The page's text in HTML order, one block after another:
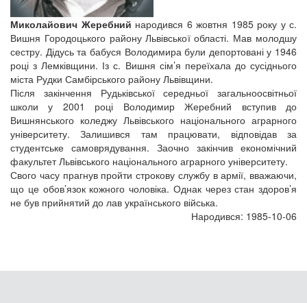
Миколайович Жеребний народився 6 жовтня 1985 року у с.
Вишня Городоцького району Львівської області. Мав молодшу
сестру. Дідусь та бабуся Володимира були депортовані у 1946
році з Лемківщини. Із с. Вишня сім’я переїхала до сусіднього
міста Рудки Самбірського району Львівщини.
Після закінчення Рудьківської середньої загальноосвітньої
школи у 2001 році Володимир Жеребний вступив до
Вишнянського коледжу Львівського національного аграрного
університету. Залишився там працювати, відповідав за
студентське самоврядування. Заочно закінчив економічний
факультет Львівського національного аграрного університету.
Свого часу прагнув пройти строкову службу в армії, вважаючи,
що це обов’язок кожного чоловіка. Однак через стан здоров’я
не був прийнятий до лав українського війська.
Народився: 1985-10-06